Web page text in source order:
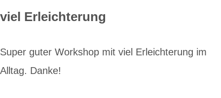
viel Erleichterung
Super guter Workshop mit viel Erleichterung im
Alltag. Danke!